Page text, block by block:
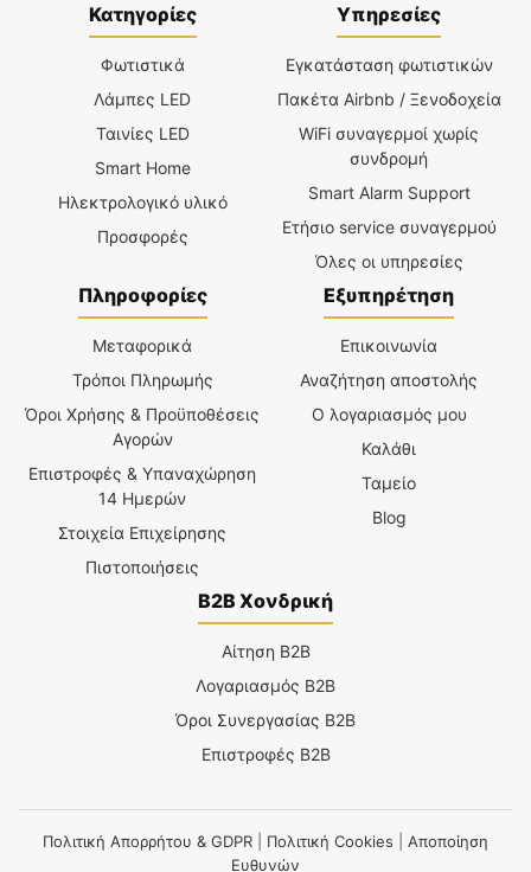
Κατηγορίες
Φωτιστικά
Λάμπες LED
Ταινίες LED
Smart Home
Ηλεκτρολογικό υλικό
Προσφορές
Υπηρεσίες
Εγκατάσταση φωτιστικών
Πακέτα Airbnb / Ξενοδοχεία
WiFi συναγερμοί χωρίς
συνδρομή
Smart Alarm Support
Ετήσιο service συναγερμού
Όλες οι υπηρεσίες
Πληροφορίες
Μεταφορικά
Τρόποι Πληρωμής
Όροι Χρήσης & Προϋποθέσεις
Αγορών
Επιστροφές & Υπαναχώρηση
14 Ημερών
Στοιχεία Επιχείρησης
Πιστοποιήσεις
Εξυπηρέτηση
Επικοινωνία
Αναζήτηση αποστολής
Ο λογαριασμός μου
Καλάθι
Ταμείο
Blog
B2B Χονδρική
Αίτηση B2B
Λογαριασμός B2B
Όροι Συνεργασίας B2B
Επιστροφές B2B
Πολιτική Απορρήτου & GDPR Πολιτική Cookies
Αποποίηση
Ευθυνών